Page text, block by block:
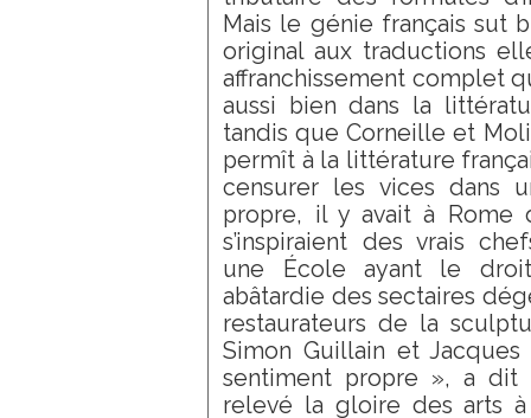
Mais le génie français sut
original aux traductions
affranchissement complet
aussi bien dans la
tandis que Corneille et
permît à la littérature
censurer les vices dans
propre, il y avait à Rome
s’inspiraient des vrais
une École ayant le
abâtardie des sectaires
restaurateurs de la
Simon Guillain et
sentiment propre », a dit
relevé la gloire des arts